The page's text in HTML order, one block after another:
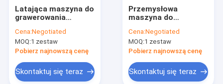
Latająca maszyna do
grawerowania
światłowodowym
Maszyna do
kodowania
20 W do znakowania
rur HDPE
Cena:Negotiated
MOQ:1 zestaw
Pobierz najnowszą cenę
Skontaktuj się teraz
Przemysłowa
maszyna do
laserowego Drukarka
laserowa Cycjet 20W
do rur Mopa
Cena:Negotiated
MOQ:1 zestaw
Pobierz najnowszą cenę
Skontaktuj się teraz